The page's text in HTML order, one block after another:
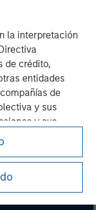
la interpretación
de crédito,
entidades
de
y sus
y sus
materias primas
inversores
estar
mercados
a escala